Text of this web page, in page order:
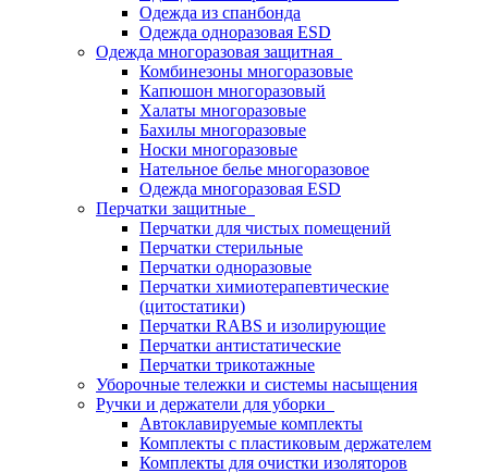
Одежда из спанбонда
Одежда одноразовая ESD
Одежда многоразовая защитная
Комбинезоны многоразовые
Капюшон многоразовый
Халаты многоразовые
Бахилы многоразовые
Носки многоразовые
Нательное белье многоразовое
Одежда многоразовая ESD
Перчатки защитные
Перчатки для чистых помещений
Перчатки стерильные
Перчатки одноразовые
Перчатки химиотерапевтические
(цитостатики)
Перчатки RABS и изолирующие
Перчатки антистатические
Перчатки трикотажные
Уборочные тележки и системы насыщения
Ручки и держатели для уборки
Автоклавируемые комплекты
Комплекты с пластиковым держателем
Комплекты для очистки изоляторов